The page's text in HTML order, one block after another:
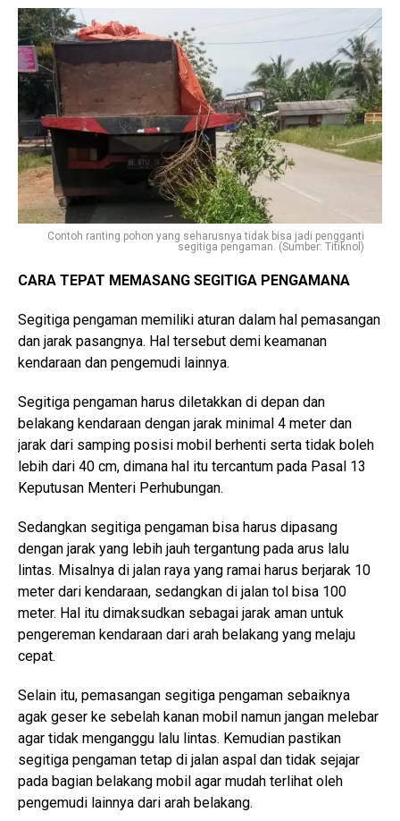
Contoh ranting pohon yang seharusnya tidak bisa jadi pengganti
segitiga pengaman. (Sumber: Titiknol)
CARA TEPAT MEMASANG SEGITIGA PENGAMANA
Segitiga pengaman memiliki aturan dalam hal pemasangan
dan jarak pasangnya. Hal tersebut demi keamanan
kendaraan dan pengemudi lainnya.
Segitiga pengaman harus diletakkan di depan dan
belakang kendaraan dengan jarak minimal 4 meter dan
jarak dari samping posisi mobil berhenti serta tidak boleh
lebih dari 40 cm, dimana hal itu tercantum pada Pasal 13
Keputusan Menteri Perhubungan.
Sedangkan segitiga pengaman bisa harus dipasang
dengan jarak yang lebih jauh tergantung pada arus lalu
lintas. Misalnya di jalan raya yang ramai harus berjarak 10
meter dari kendaraan, sedangkan di jalan tol bisa 100
meter. Hal itu dimaksudkan sebagai jarak aman untuk
pengereman kendaraan dari arah belakang yang melaju
cepat.
Selain itu, pemasangan segitiga pengaman sebaiknya
agak geser ke sebelah kanan mobil namun jangan melebar
agar tidak menganggu lalu lintas. Kemudian pastikan
segitiga pengaman tetap di jalan aspal dan tidak sejajar
pada bagian belakang mobil agar mudah terlihat oleh
pengemudi lainnya dari arah belakang.